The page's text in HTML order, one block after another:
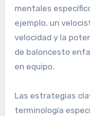
mentales
ejemplo, un
velocidad y la
de baloncesto
en equipo.
Las estrategias
terminología